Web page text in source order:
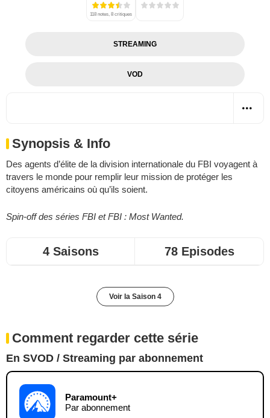
118 notes, 8 critiques
STREAMING
VOD
Synopsis & Info
Des agents d’élite de la division internationale du FBI voyagent à
travers le monde pour remplir leur mission de protéger les
citoyens américains où qu’ils soient.
Spin-off des séries FBI et FBI : Most Wanted.
4 Saisons 78 Episodes
Voir la Saison 4
Comment regarder cette série
En SVOD / Streaming par abonnement
Paramount+
Par abonnement